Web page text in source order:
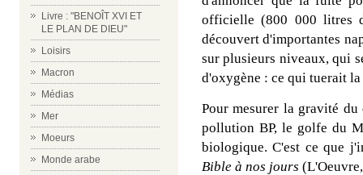
Livre : "BENOÎT XVI ET
LE PLAN DE DIEU"
Loisirs
Macron
Médias
Mer
Moeurs
Monde arabe
officielle (800 000 litres
découvert d'importantes
sur plusieurs niveaux, qui
d'oxygène : ce qui tuerait
Pour mesurer la gravité
pollution BP, le golfe du
biologique. C'est ce que
Bible à nos jours